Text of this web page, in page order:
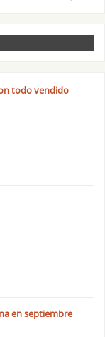
todo vendido
en septiembre